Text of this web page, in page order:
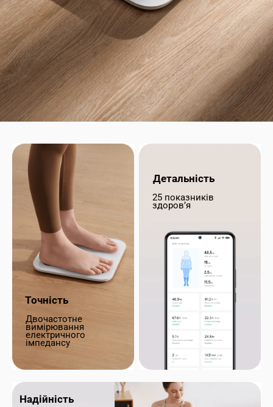
Точність
Двочастотне
вимірювання
електричного
імпедансу
Детальність
25 показників
здоров’я
Надійність